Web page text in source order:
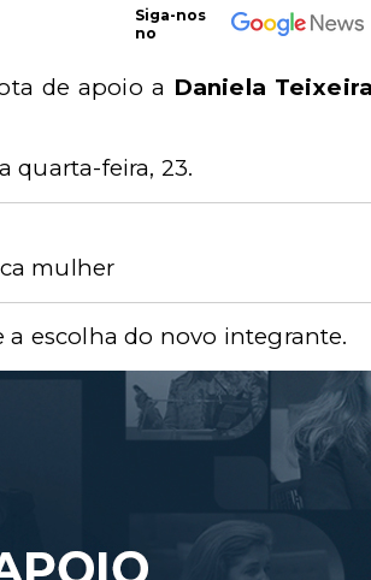
Siga-nos
no
de apoio a Daniela Teixeira
quarta-feira, 23.
mulher
a escolha do novo integrante.